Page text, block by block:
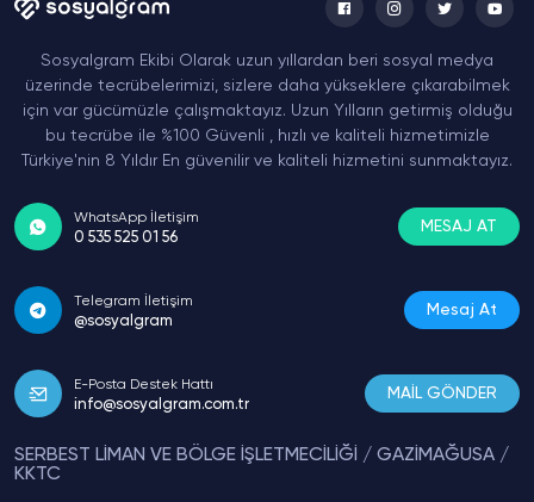
Sosyalgram Ekibi Olarak uzun yıllardan beri sosyal medya
üzerinde tecrübelerimizi, sizlere daha yükseklere çıkarabilmek
için var gücümüzle çalışmaktayız. Uzun Yılların getirmiş olduğu
bu tecrübe ile %100 Güvenli , hızlı ve kaliteli hizmetimizle
Türkiye'nin 8 Yıldır En güvenilir ve kaliteli hizmetini sunmaktayız.
WhatsApp İletişim
0 535 525 01 56
MESAJ AT
Telegram İletişim
@sosyalgram
Mesaj At
E-Posta Destek Hattı
info@sosyalgram.com.tr
MAİL GÖNDER
SERBEST LİMAN VE BÖLGE İŞLETMECİLİĞİ / GAZİMAĞUSA /
KKTC